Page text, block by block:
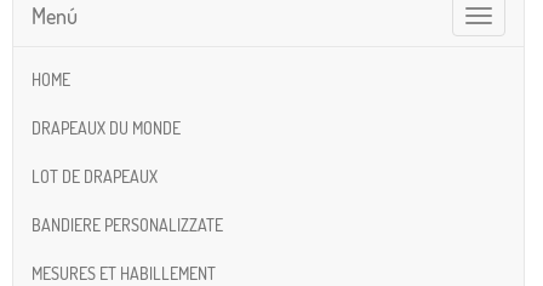
Toggle
navigation
Menú
HOME
DRAPEAUX DU MONDE
LOT DE DRAPEAUX
BANDIERE PERSONALIZZATE
MESURES ET HABILLEMENT